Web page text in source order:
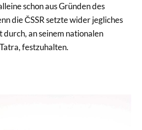
schon aus Gründen des
die ČSSR setzte wider jegliches
an seinem nationalen
festzuhalten.